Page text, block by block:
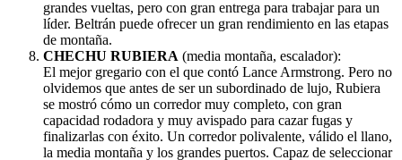
grandes vueltas, pero con gran entrega para trabajar para un
líder. Beltrán puede ofrecer un gran rendimiento en las etapas
de montaña.
CHECHU RUBIERA (media montaña, escalador):
El mejor gregario con el que contó Lance Armstrong. Pero no
olvidemos que antes de ser un subordinado de lujo, Rubiera
se mostró cómo un corredor muy completo, con gran
capacidad rodadora y muy avispado para cazar fugas y
finalizarlas con éxito. Un corredor polivalente, válido el llano,
la media montaña y los grandes puertos. Capaz de seleccionar